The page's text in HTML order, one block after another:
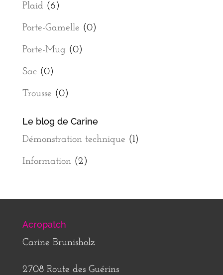
Plaid (6)
Porte-Gamelle (0)
Porte-Mug (0)
Sac (0)
Trousse (0)
Le blog de Carine
Démonstration technique (1)
Information(2)
Acropatch
Carine Brunisholz
2708 Route des Guérins